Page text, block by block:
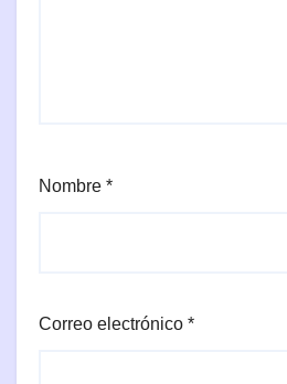
Nombre *
Correo electrónico *